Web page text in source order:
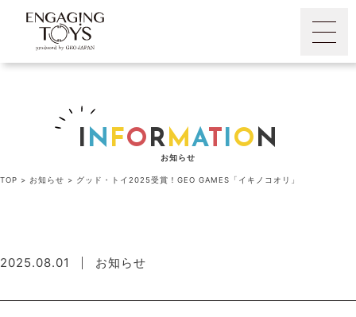
I N FORMATION
お知らせ
TOP > お知らせ > グッド・トイ2025受賞！GEO GAMES「イキノコオリ」
2025.08.01 お知らせ